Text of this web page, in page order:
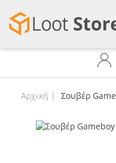
Αρχική Σουβέρ